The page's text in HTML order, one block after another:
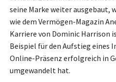
seine Marke weiter ausgebaut,
wie dem Vermögen-Magazin
Karriere von Dominic Harrison
Beispiel für den Aufstieg eines
Online-Präsenz erfolgreich in
umgewandelt hat.